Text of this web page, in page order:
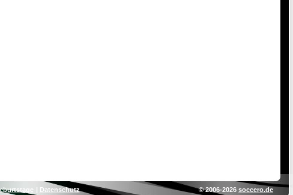
Datenschutz © 2006-2026 soccero.de